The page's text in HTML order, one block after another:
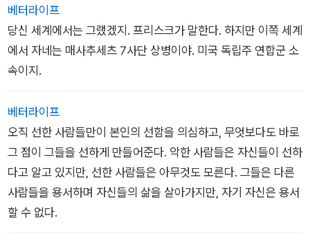
베터라이프
당신 세계에서는 그랬겠지. 프리스크가 말한다. 하지만 이쪽 세계
에서 자네는 매사추세츠 7사단 상병이야. 미국 독립주 연합군 소
속이지.
베터라이프
오직 선한 사람들만이 본인의 선함을 의심하고, 무엇보다도 바로
그 점이 그들을 선하게 만들어준다. 악한 사람들은 자신들이 선하
다고 알고 있지만, 선한 사람들은 아무것도 모른다. 그들은 다른
사람들을 용서하며 자신들의 삶을 살아가지만, 자기 자신은 용서
할 수 없다.